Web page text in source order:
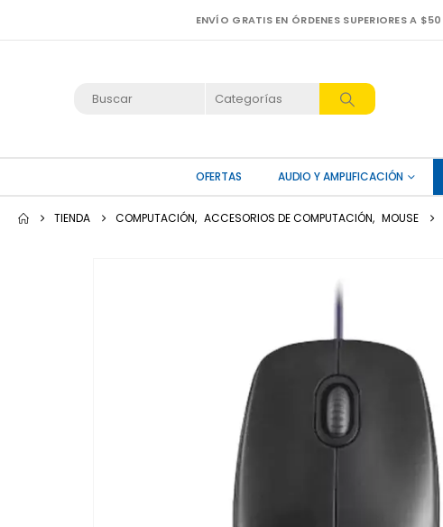
ENVÍO GRATIS EN ÓRDENES SUPERIORES A $50
OFERTAS AUDIO Y AMPLIFICACIÓN
TIENDA COMPUTACIÓN, ACCESORIOS DE COMPUTACIÓN, MOUSE